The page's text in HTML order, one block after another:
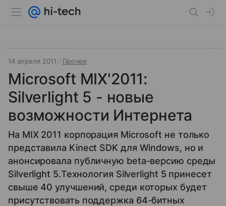
14 апреля 2011 Прочее
Microsoft MIX'2011:
Silverlight 5 - новые
возможности Интернета
На MIX 2011 корпорация Microsoft не только
представила Kinect SDK для Windows, но и
анонсировала публичную beta-версию среды
Silverlight 5.Технология Silverlight 5 принесет
свыше 40 улучшений, среди которых будет
присутствовать поддержка 64-битных